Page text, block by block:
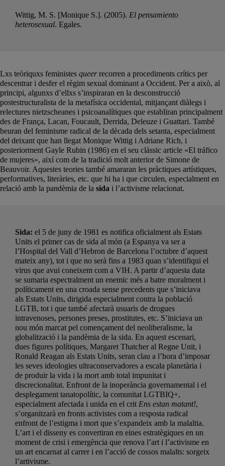
Wittig, M. S. [Monique S.]. (2005). El pensamiento
heterosexual. Egales.
Lxs teòriquxs feministes queerrecorren a procediments crítics per
descentrar i desfer el règim sexual dominant a Occident. Per a això, al
principi, algunxs d’ellxs s’inspiraran en la desconstrucció
postestructuralista de la metafísica occidental, mitjançant diàlegs i
relectures nietzscheanes i psicoanalítiques que establiran principalment
des de França, Lacan, Foucault, Derrida, Deleuze i Guattari. També
beuran del feminisme radical de la dècada dels setanta, especialment
del deixant que han llegat Monique Wittig i Adriane Rich, i
posteriorment Gayle Rubin (1986) en el seu clàssic article «El tráfico
de mujeres», així com de la tradició molt anterior de Simone de
Beauvoir. Aquestes teories també amararan les pràctiques artístiques,
performatives, literàries, etc. que hi ha i que circulen, especialment en
relació amb la pandèmia de la sida i l’activisme relacionat.
Sida: el 5 de juny de 1981 es notifica oficialment als Estats
Units el primer cas de sida al món (a Espanya va ser a
l’Hospital del Vall d’Hebron de Barcelona l’octubre d’aquest
mateix any), tot i que no serà fins a 1983 quan s’identifiqui el
virus que avui coneixem com a VIH. A partir d’aquesta data
se sumaria espectralment un enemic més a batre moralment i
políticament en una croada sense precedents que s’iniciava
als Estats Units, dirigida especialment contra la població
LGTB, tot i que també afectarà usuaris de drogues
intravenoses, persones preses, prostitutes, etc. S’iniciava un
nou món marcat pel començament del neoliberalisme, la
globalització i la pandèmia de la sida. En aquest escenari,
dues figures polítiques, Margaret Thatcher al Regne Unit, i
Ronald Reagan als Estats Units, seran clau a l’hora d’imposar
les seves ideologies ultraconservadores a escala planetària i
de produir la vida i la mort amb total impunitat i
discrecionalitat. Enfront de la inoperància governamental i el
desplegament tanatopolític, la comunitat LGTBIQ+,
especialment afectada i unida en el crit Ens estan matant!,
s’organitzarà en fronts activistes com a resposta radical
enfront de l’estigma i mort que s’expandeix amb la malaltia.
L’art i el disseny es convertiran en eines estratègiques en un
moment de crisi i emergència que renova l’art i l’activisme en
un art encarnat al carrer i en l’acció de cossos malalts: sorgeix
l’artivisme.